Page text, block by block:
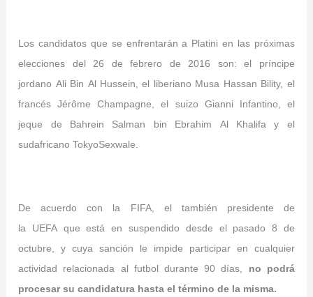
Los candidatos que se enfrentarán a Platini en las próximas
elecciones del 26 de febrero de 2016 son: el príncipe
jordano Ali Bin Al Hussein, el liberiano Musa Hassan Bility, el
francés Jérôme Champagne, el suizo Gianni Infantino, el
jeque de Bahrein Salman bin Ebrahim Al Khalifa y el
sudafricano TokyoSexwale.
De acuerdo con la FIFA, el también presidente de
la UEFA que está en suspendido desde el pasado 8 de
octubre, y cuya sanción le impide participar en cualquier
actividad relacionada al futbol durante 90 días, no podrá
procesar su candidatura hasta el término de la misma.